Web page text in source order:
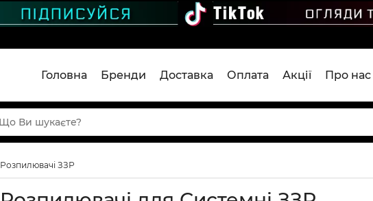
Головна Бренди Доставка Оплата Акції Про нас
Розпилювачі ЗЗР